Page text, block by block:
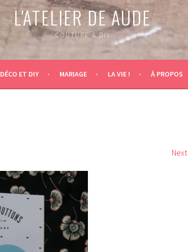
L'ATELIER DE AUDE
COUTURE & DIY
DÉCO ET DIY MARIAGE LA VIE ! À PROPOS
Next